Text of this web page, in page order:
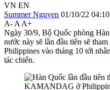
VN EN
Summer Nguyen 01/10/22
A- A A+
Ngày 30/9, Bộ Quốc phòng
nước này sẽ lần đầu tiên sẽ
Philippines vào tháng 10 tới
tác chiến.